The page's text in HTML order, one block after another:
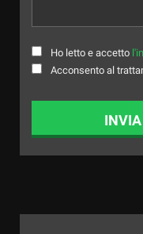
Ho letto e accetto
Acconsento al